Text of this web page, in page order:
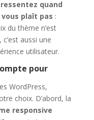
quand
plaît pas :
du thème n’est
aussi une
utilisateur.
pour
WordPress,
choix. D’abord, la
responsive